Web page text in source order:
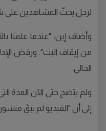
لرجل يحثّ المشاهدين على
وأضاف إين: "عندما علمنا
من إيقاف البث". ورفض
الحالي.
ولم يتضح حتى الآن المدة
إلى أن "الفيديو لم يبقَ